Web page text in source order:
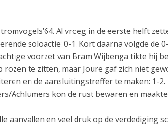
Al vroeg in de eerste helft
soloactie: 0-1. Kort daarna volgde de
voorzet van Bram Wijbenga tikte hij
rozen te zitten, maar Joure gaf zich niet
en de aansluitingstreffer te maken: 1-2.
Achlumers kon de rust bewaren en
aanvallen en veel druk op de verdediging